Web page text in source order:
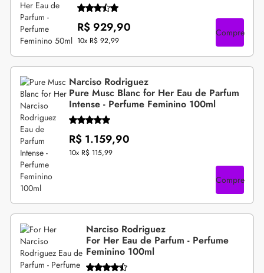
R$ 929,90
10x R$ 92,99
Compre
Narciso Rodriguez
Pure Musc Blanc for Her Eau de Parfum
Intense - Perfume Feminino 100ml
R$ 1.159,90
10x R$ 115,99
Compre
Narciso Rodriguez
For Her Eau de Parfum - Perfume
Feminino 100ml